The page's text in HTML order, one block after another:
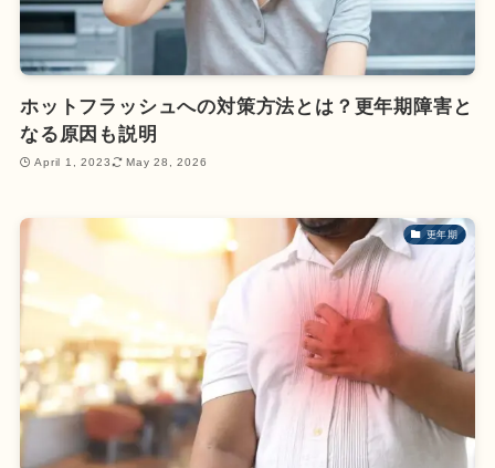
ホットフラッシュへの対策方法とは？更年期障害と
なる原因も説明
April 1, 2023 May 28, 2026
更年期